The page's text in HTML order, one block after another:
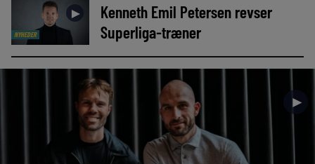
NYHEDER
►
Kenneth Emil Petersen revser
Superliga-træner
►